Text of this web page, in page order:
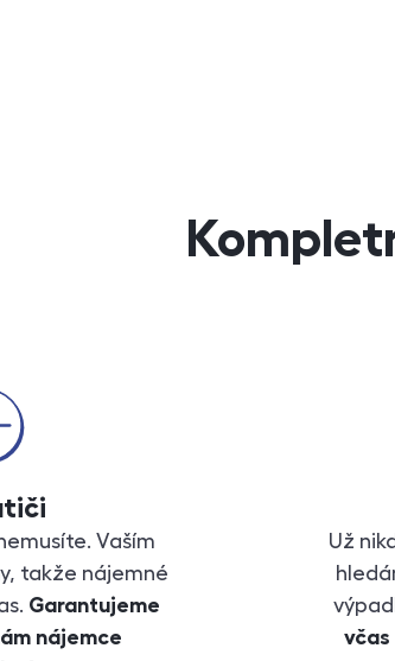
Vaším
takže nájemné
Garantujeme
nájemce
Už
včas